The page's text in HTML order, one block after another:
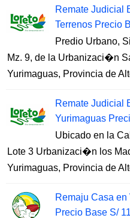
Remate Judicial
Terrenos Precio
Predio Urbano,
Mz. 9, de la Urbanizaci�n
Yurimaguas, Provincia de
Remate Judicial
Yurimaguas
Ubicado en la
Lote 3 Urbanizaci�n los
Yurimaguas, Provincia de
Remaju Casa
Precio Base S/